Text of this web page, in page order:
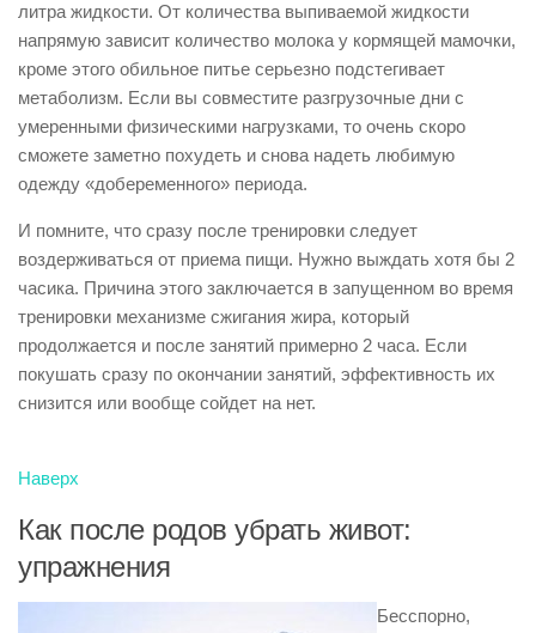
литра жидкости. От количества выпиваемой жидкости
напрямую зависит количество молока у кормящей мамочки,
кроме этого обильное питье серьезно подстегивает
метаболизм. Если вы совместите разгрузочные дни с
умеренными физическими нагрузками, то очень скоро
сможете заметно похудеть и снова надеть любимую
одежду «добеременного» периода.
И помните, что сразу после тренировки следует
воздерживаться от приема пищи. Нужно выждать хотя бы 2
часика. Причина этого заключается в запущенном во время
тренировки механизме сжигания жира, который
продолжается и после занятий примерно 2 часа. Если
покушать сразу по окончании занятий, эффективность их
снизится или вообще сойдет на нет.
Наверх
Как после родов убрать живот:
упражнения
Бесспорно,